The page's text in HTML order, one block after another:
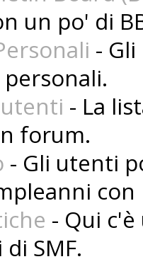
un po' di
-
personali.
- La
forum.
- Gli utenti
con
- Qui
SMF.